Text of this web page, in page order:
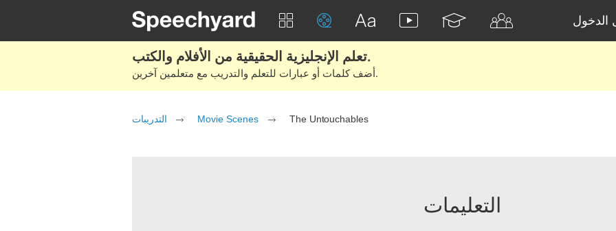
الدخول
تعلم الإنجليزية الحقيقية من الأفلام والكتب.
أضف كلمات أو عبارات للتعلم والتدريب مع متعلمين آخرين.
التدريبات Movie Scenes The Untouchables
التعليمات